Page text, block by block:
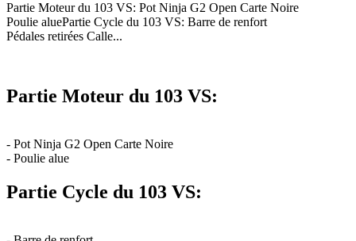
Partie Moteur du 103 VS: Pot Ninja G2 Open Carte Noire
Poulie aluePartie Cycle du 103 VS: Barre de renfort
Pédales retirées Calle...
Partie Moteur du 103 VS:
- Pot Ninja G2 Open Carte Noire
- Poulie alue
Partie Cycle du 103 VS: